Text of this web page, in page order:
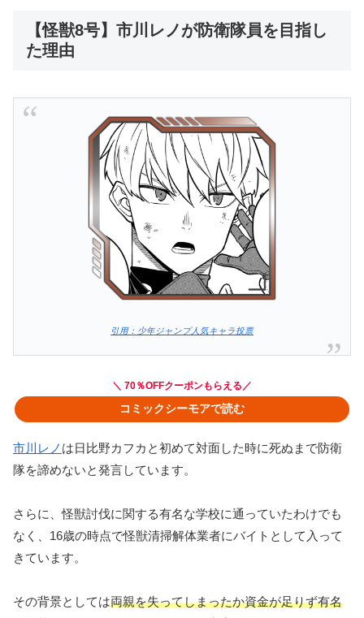
【怪獣8号】市川レノが防衛隊員を目指し
た理由
引用：少年ジャンプ人気キャラ投票
＼ 70％OFFクーポンもらえる／
コミックシーモアで読む
市川レノ は日比野カフカと初めて対面した時に死ぬまで防衛
隊を諦めないと発言しています。
さらに、怪獣討伐に関する有名な学校に通っていたわけでも
なく、16歳の時点で怪獣清掃解体業者にバイトとして入って
きています。
その背景としては両親を失ってしまったか資金が足りず有名